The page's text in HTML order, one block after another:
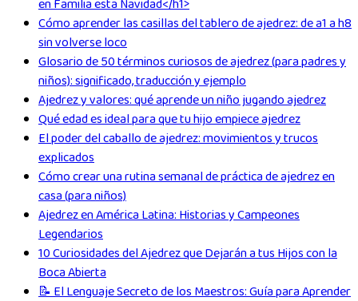
en Familia esta Navidad</h1>
Cómo aprender las casillas del tablero de ajedrez: de a1 a h8
sin volverse loco
Glosario de 50 términos curiosos de ajedrez (para padres y
niños): significado, traducción y ejemplo
Ajedrez y valores: qué aprende un niño jugando ajedrez
Qué edad es ideal para que tu hijo empiece ajedrez
El poder del caballo de ajedrez: movimientos y trucos
explicados
Cómo crear una rutina semanal de práctica de ajedrez en
casa (para niños)
Ajedrez en América Latina: Historias y Campeones
Legendarios
10 Curiosidades del Ajedrez que Dejarán a tus Hijos con la
Boca Abierta
📝 El Lenguaje Secreto de los Maestros: Guía para Aprender